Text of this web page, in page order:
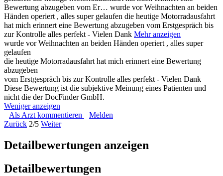
Bewertung abzugeben vom Er… wurde vor Weihnachten an beiden
Händen operiert , alles super gelaufen die heutige Motorradausfahrt
hat mich erinnert eine Bewertung abzugeben vom Erstgespräch bis
zur Kontrolle alles perfekt - Vielen Dank Mehr anzeigen
wurde vor Weihnachten an beiden Händen operiert , alles super
gelaufen
die heutige Motorradausfahrt hat mich erinnert eine Bewertung
abzugeben
vom Erstgespräch bis zur Kontrolle alles perfekt - Vielen Dank
Diese Bewertung ist die subjektive Meinung eines Patienten und
nicht die der DocFinder GmbH.
Weniger anzeigen
Als Arzt kommentieren
Melden
Zurück 2/5 Weiter
Detailbewertungen anzeigen
Detailbewertungen